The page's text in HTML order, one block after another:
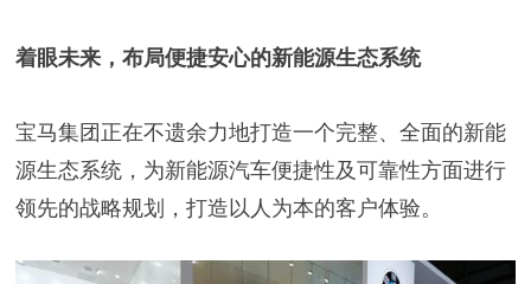
着眼未来，布局便捷安心的新能源生态系统
宝马集团正在不遗余力地打造一个完整、全面的新能
源生态系统，为新能源汽车便捷性及可靠性方面进行
领先的战略规划，打造以人为本的客户体验。